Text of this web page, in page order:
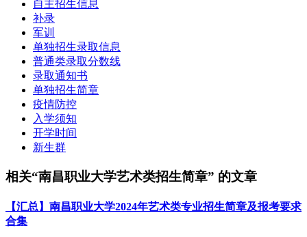
自主招生信息
补录
军训
单独招生录取信息
普通类录取分数线
录取通知书
单独招生简章
疫情防控
入学须知
开学时间
新生群
相关“南昌职业大学艺术类招生简章” 的文章
【汇总】南昌职业大学2024年艺术类专业招生简章及报考要求
合集